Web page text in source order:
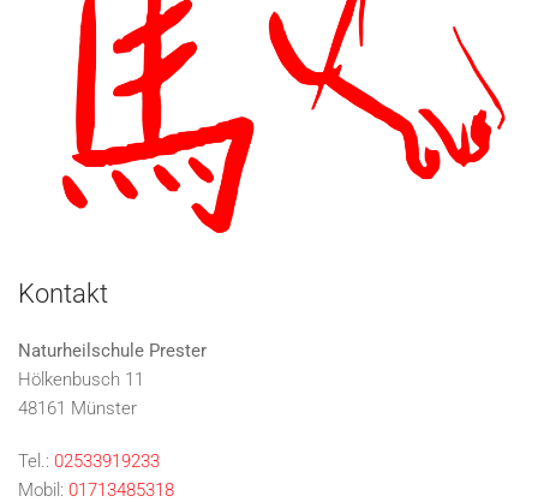
Kontakt
Naturheilschule Prester
Hölkenbusch 11
48161 Münster
Tel.: 02533919233
Mobil: 01713485318